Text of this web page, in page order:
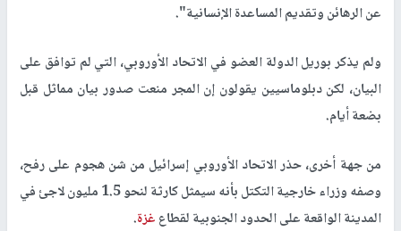
عن الرهائن وتقديم المساعدة الإنسانية".
ولم يذكر بوريل الدولة العضو في الاتحاد الأوروبي، التي لم توافق على
البيان، لكن دبلوماسيين يقولون إن المجر منعت صدور بيان مماثل قبل
بضعة أيام.
من جهة أخرى، حذر الاتحاد الأوروبي إسرائيل من شن هجوم على رفح،
وصفه وزراء خارجية التكتل بأنه سيمثل كارثة لنحو 1.5 مليون لاجئ في
المدينة الواقعة على الحدود الجنوبية لقطاعغزة.